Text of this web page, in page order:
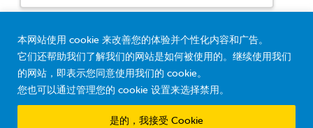
本网站使用 cookie 来改善您的体验并个性化内容和广告。
它们还帮助我们了解我们的网站是如何被使用的。继续使用我们
的网站，即表示您同意使用我们的 cookie。
您也可以通过管理您的 cookie 设置来选择禁用。
是的，我接受 Cookie
客户支持
法律信息